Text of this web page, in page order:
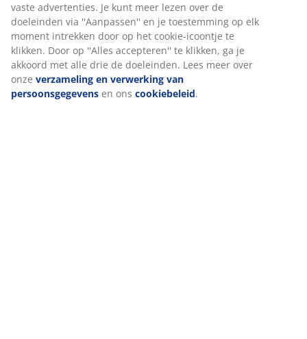
De dennenboom is ook een terugkerend element in
verschillende andere producten. De AUSTRE
decoratieve schaal, gemaakt om eten te serveren, is
een prachtig op zichzelf staand item. AUSTRE is een
van de verschillende keramische nieuwe items die zijn
vaste advertenties. Je kunt meer lezen over de
doeleinden via ''Aanpassen'' en je toestemming op elk
moment intrekken door op het cookie-icoontje te
klikken. Door op ''Alles accepteren'' te klikken, ga je
akkoord met alle drie de doeleinden. Lees meer over
onze verzameling en verwerking van
persoonsgegevens en ons cookiebeleid.